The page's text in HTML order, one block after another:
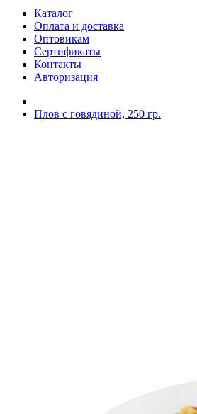
Каталог
Оплата и доставка
Оптовикам
Сертификаты
Контакты
Авторизация
Плов с говядиной, 250 гр.